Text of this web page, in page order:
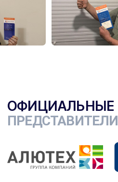
ОФИЦИАЛЬНЫЕ
ПРЕДСТАВИТЕЛИ